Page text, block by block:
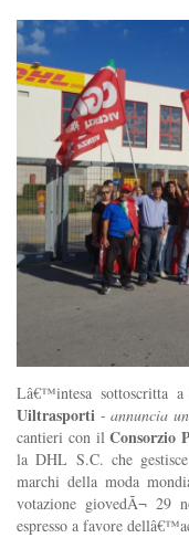
Lâ€™intesa sottoscritta
Uiltrasporti -annuncia
cantieri con ilConsorzio
la DHL S.C. che
marchi della moda
votazione giovedÃ¬ 29
espresso a favore